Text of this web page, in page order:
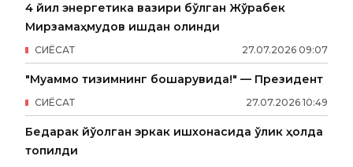
4 йил энергетика вазири бўлган Жўрабек
Мирзамаҳмудов ишдан олинди
27.07.2026 09:07
СИËСАТ
"Муаммо тизимнинг бошқарувида!" — Президент
27.07.2026 10:49
СИËСАТ
Бедарак йўқолган эркак ишхонасида ўлик ҳолда
топилди